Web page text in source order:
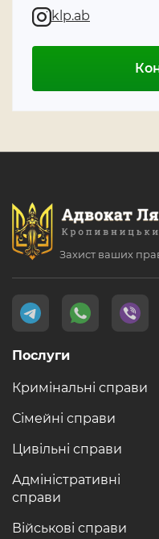
klp.ab
Захист ваших
Послуги
Кримінальні справи
Сімейні справи
Цивільні справи
Адміністративні
справи
Військові справи